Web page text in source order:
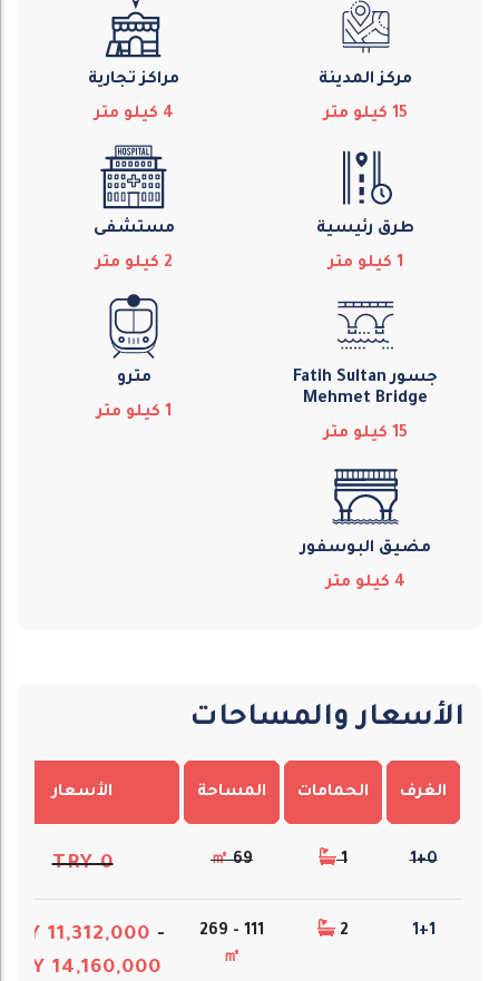
مركز المدينة
15 كيلو متر
مراكز تجارية
4 كيلو متر
طرق رئيسية
1 كيلو متر
مستشفى
2 كيلو متر
جسور Fatih Sultan
Mehmet Bridge
15 كيلو متر
مترو
1 كيلو متر
مضيق البوسفور
4 كيلو متر
الأسعار والمساحات
الغرف الحمامات المساحة الأسعار
1+0
1
69
㎡
TRY 0
1+1
2
111 - 269
㎡
TRY 11,312,000 -
TRY 14,160,000